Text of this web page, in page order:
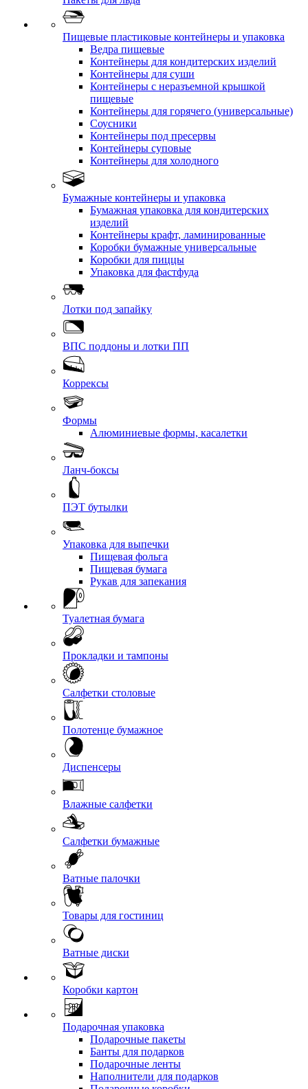
Пищевые пластиковые контейнеры и упаковка
Ведра пищевые
Контейнеры для кондитерских изделий
Контейнеры для суши
Контейнеры с неразъемной крышкой
пищевые
Контейнеры для горячего (универсальные)
Соусники
Контейнеры под пресервы
Контейнеры суповые
Контейнеры для холодного
Бумажные контейнеры и упаковка
Бумажная упаковка для кондитерских
изделий
Контейнеры крафт, ламинированные
Коробки бумажные универсальные
Коробки для пиццы
Упаковка для фастфуда
Лотки под запайку
ВПС поддоны и лотки ПП
Коррексы
Формы
Алюминиевые формы, касалетки
Ланч-боксы
ПЭТ бутылки
Упаковка для выпечки
Пищевая фольга
Пищевая бумага
Рукав для запекания
Туалетная бумага
Прокладки и тампоны
Салфетки столовые
Полотенце бумажное
Диспенсеры
Влажные салфетки
Салфетки бумажные
Ватные палочки
Товары для гостиниц
Ватные диски
Коробки картон
Подарочная упаковка
Подарочные пакеты
Банты для подарков
Подарочные ленты
Наполнители для подарков